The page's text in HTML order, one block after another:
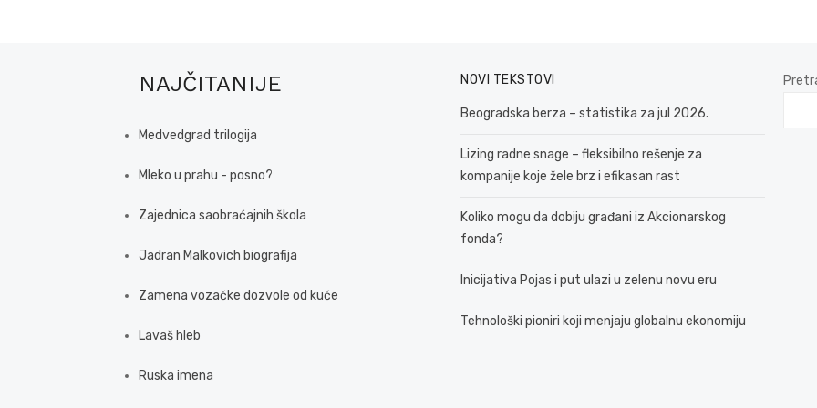
NAJČITANIJE
Medvedgrad trilogija
Mleko u prahu - posno?
Zajednica saobraćajnih škola
Jadran Malkovich biografija
Zamena vozačke dozvole od kuće
Lavaš hleb
Ruska imena
NOVI TEKSTOVI
Beogradska berza – statistika za jul 2026.
Lizing radne snage – fleksibilno rešenje za
kompanije koje žele brz i efikasan rast
Koliko mogu da dobiju građani iz Akcionarskog
fonda?
Inicijativa Pojas i put ulazi u zelenu novu eru
Tehnološki pioniri koji menjaju globalnu ekonomiju